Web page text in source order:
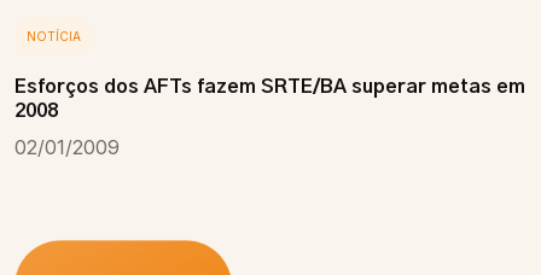
NOTÍCIA
Esforços dos AFTs fazem SRTE/BA superar metas em
2008
02/01/2009